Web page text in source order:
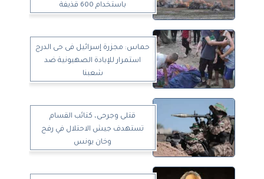
باستخدام 600 قذيفة
حماس: مجزرة إسرائيل فى حى الدرج
استمرار للإبادة الصهيونية ضد
شعبنا
قتلى وجرحى، كتائب القسام
تستهدف جيش الاحتلال في رفح
وخان يونس